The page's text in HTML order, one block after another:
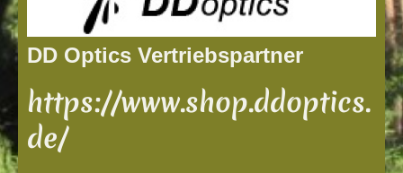
DD Optics Vertriebspartner
https://www.shop.ddoptics.
de/